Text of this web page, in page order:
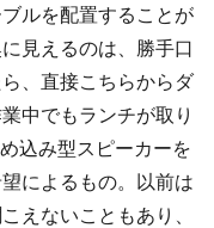
ルを配置することが
見えるのは、勝手口
、直接こちらからダ
中でもランチが取り
込み型スピーカーを
によるもの。以前は
えないこともあり、